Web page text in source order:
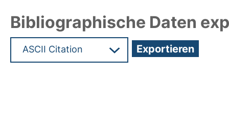
Bibliographische Daten